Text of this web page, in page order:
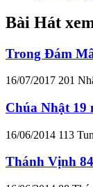
Bài Hát
Trong Đám
16/07/2017 201
Chúa Nhật 19
16/06/2014 113
Thánh Vịnh